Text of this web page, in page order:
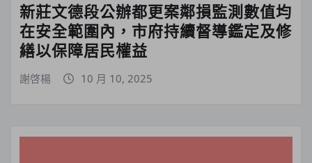
新莊文德段公辦都更案鄰損監測數值均
在安全範圍內，市府持續督導鑑定及修
繕以保障居民權益
謝啓楊 10 月 10, 2025